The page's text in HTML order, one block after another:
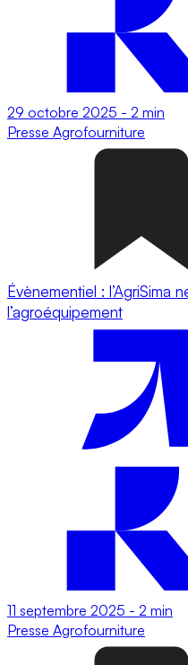
29 octobre 2025 - 2 min
Presse Agrofourniture
Évènementiel : l’AgriSima
l’agroéquipement
11 septembre 2025 - 2 min
Presse Agrofourniture